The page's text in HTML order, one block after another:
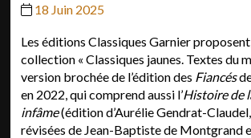
18 Juin 2025
Les éditions Classiques Garnier
collection « Classiques jaunes. Textes du
version brochée de l’édition des Fiancés
en 2022, qui comprend aussi l’Histoire de
infâme(édition d’Aurélie Gendrat-
révisées de Jean-Baptiste de Montgrand